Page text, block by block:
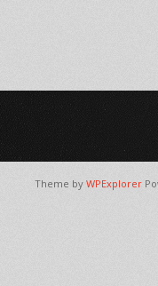
Theme by WPExplorer